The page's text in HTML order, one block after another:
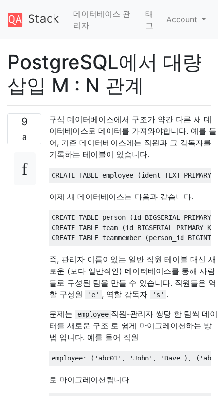
데이터베이스 관
리자
태
그
Account
PostgreSQL에서 대량
삽입 M : N 관계
9
구식 데이터베이스에서 구조가 약간 다른 새 데
이터베이스로 데이터를 가져와야합니다. 예를 들
어, 기존 데이터베이스에는 직원과 그 감독자를
기록하는 테이블이 있습니다.
CREATE TABLE employee (ident TEXT PRIMARY
이제 새 데이터베이스는 다음과 같습니다.
CREATE TABLE person (id BIGSERIAL PRIMARY
CREATE TABLE team (id BIGSERIAL PRIMARY
CREATE TABLE teammember (person_id BIGINT
즉, 관리자 이름이있는 일반 직원 테이블 대신 새
로운 (보다 일반적인) 데이터베이스를 통해 사람
들로 구성된 팀을 만들 수 있습니다. 직원들은 역
할 구성원
'e' , 역할 감독자 's' .
문제는
employee 직원-관리자 쌍당 한 팀씩 데이
터를 새로운 구조 로 쉽게 마이그레이션하는 방
법 입니다. 예를 들어 직원
employee: ( 'abc01' , 'John' , 'Dave' ), (
로 마이그레이션됩니다